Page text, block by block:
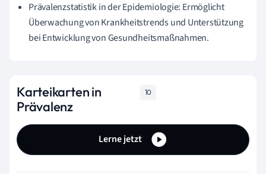
Prävalenzstatistik in der Epidemiologie: Ermöglicht
Überwachung von Krankheitstrends und Unterstützung
bei Entwicklung von Gesundheitsmaßnahmen.
Karteikarten in
Prävalenz
10
Lerne jetzt